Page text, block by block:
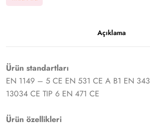
Açıklama
Ürün standartları
EN 1149 – 5 CE EN 531 CE A B1 EN
13034 CE TIP 6 EN 471 CE
Ürün özellikleri